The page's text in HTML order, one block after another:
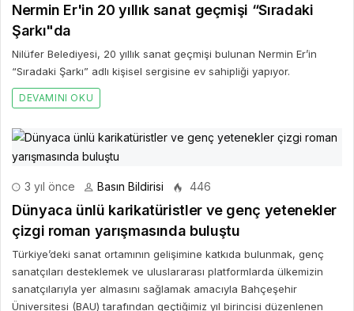
Nermin Er'in 20 yıllık sanat geçmişi “Sıradaki
Şarkı"da
Nilüfer Belediyesi, 20 yıllık sanat geçmişi bulunan Nermin Er’in
“Sıradaki Şarkı” adlı kişisel sergisine ev sahipliği yapıyor.
DEVAMINI OKU
3 yıl önce Basın Bildirisi 446
Dünyaca ünlü karikatüristler ve genç yetenekler
çizgi roman yarışmasında buluştu
Türkiye’deki sanat ortamının gelişimine katkıda bulunmak, genç
sanatçıları desteklemek ve uluslararası platformlarda ülkemizin
sanatçılarıyla yer almasını sağlamak amacıyla Bahçeşehir
Üniversitesi (BAU) tarafından geçtiğimiz yıl birincisi düzenlenen